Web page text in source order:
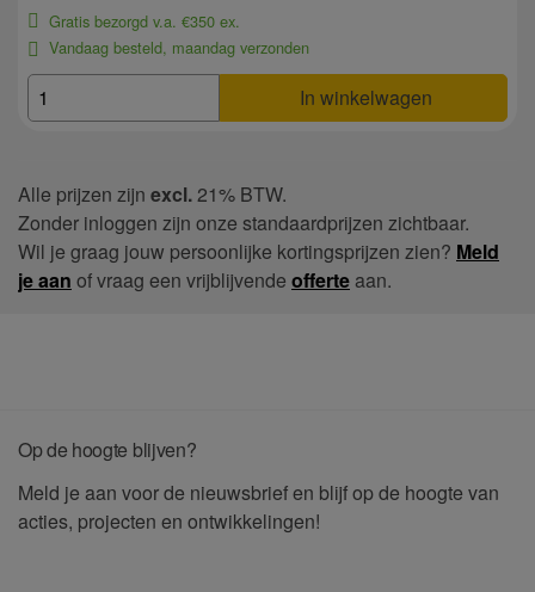
Gratis bezorgd v.a. €350 ex.
Vandaag besteld, maandag verzonden
In winkelwagen
Alle prijzen zijn excl.21% BTW.
Zonder inloggen zijn onze standaardprijzen zichtbaar.
Wil je graag jouw persoonlijke kortingsprijzen zien? Meld
je aan of vraag een vrijblijvende offerte aan.
Op de hoogte blijven?
Meld je aan voor de nieuwsbrief en blijf op de hoogte van
acties, projecten en ontwikkelingen!